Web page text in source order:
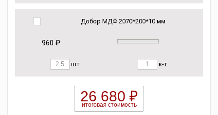
Добор МДФ 2070*200*10 мм
960 ₽
шт. к-т
26 680 ₽
итоговая стоимость